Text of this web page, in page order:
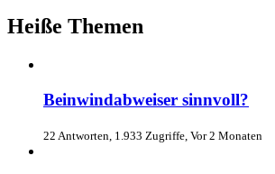
Heiße Themen
Beinwindabweiser sinnvoll?
22 Antworten, 1.933 Zugriffe, Vor 2 Monaten